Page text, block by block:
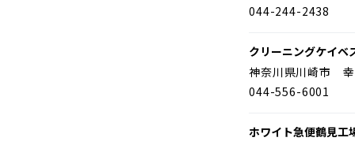
044-244-2438
クリーニングケイ
神奈川県川崎市 幸
044-556-6001
ホワイト急便鶴見工